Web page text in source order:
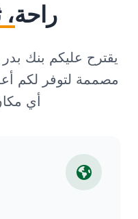
راحة،
يقترح عليكم بنك بدر
مصممة لتوفر لكم
أي